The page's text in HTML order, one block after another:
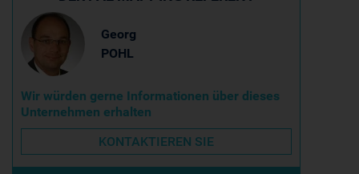
Georg
POHL
Wir würden gerne Informationen über dieses
Unternehmen erhalten
KONTAKTIEREN SIE